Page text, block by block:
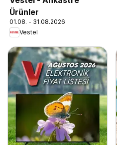
Ürünler
01.08. - 31.08.2026
Vestel